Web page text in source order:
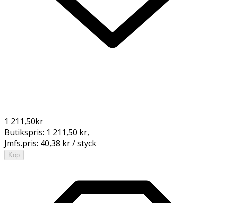
1 211,50kr
Butikspris: 1 211,50 kr,
Jmfs.pris: 40,38 kr / styck
Köp